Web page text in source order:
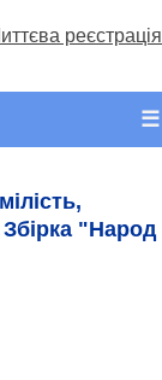
реєстрація
☰
Збірка "Народ